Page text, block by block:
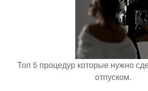
Топ 5 процедур которые нужно
отпуском.